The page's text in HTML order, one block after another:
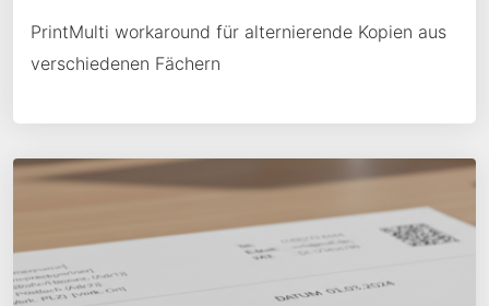
PrintMulti workaround für alternierende Kopien aus
verschiedenen Fächern